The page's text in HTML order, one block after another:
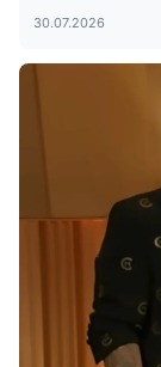
30.07.2026